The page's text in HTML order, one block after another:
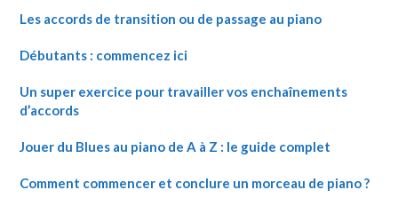
Les accords de transition ou de passage au piano
Débutants : commencez ici
Un super exercice pour travailler vos enchaînements
d’accords
Jouer du Blues au piano de A à Z : le guide complet
Comment commencer et conclure un morceau de piano ?